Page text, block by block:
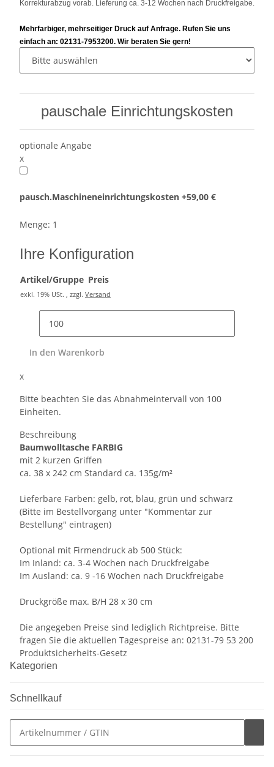
Korrekturabzug vorab. Lieferung ca. 3-12 Wochen nach Druckfreigabe.
Mehrfarbiger, mehrseitiger Druck auf Anfrage. Rufen Sie uns
einfach an: 02131-7953200. Wir beraten Sie gern!
pauschale Einrichtungskosten
optionale Angabe
x
pausch.Maschineneinrichtungskosten +59,00 €
Menge: 1
Ihre Konfiguration
Artikel/Gruppe Preis
exkl. 19% USt. , zzgl. Versand
In den Warenkorb
x
Bitte beachten Sie das Abnahmeintervall von 100
Einheiten.
Beschreibung
Baumwolltasche FARBIG
mit 2 kurzen Griffen
ca. 38 x 242 cm Standard ca. 135g/m²
Lieferbare Farben: gelb, rot, blau, grün und schwarz
(Bitte im Bestellvorgang unter "Kommentar zur
Bestellung" eintragen)
Optional mit Firmendruck ab 500 Stück:
Im Inland: ca. 3-4 Wochen nach Druckfreigabe
Im Ausland: ca. 9 -16 Wochen nach Druckfreigabe
Druckgröße max. B/H 28 x 30 cm
Die angegeben Preise sind lediglich Richtpreise. Bitte
fragen Sie die aktuellen Tagespreise an: 02131-79 53 200
Produktsicherheits-Gesetz
Kategorien
Schnellkauf